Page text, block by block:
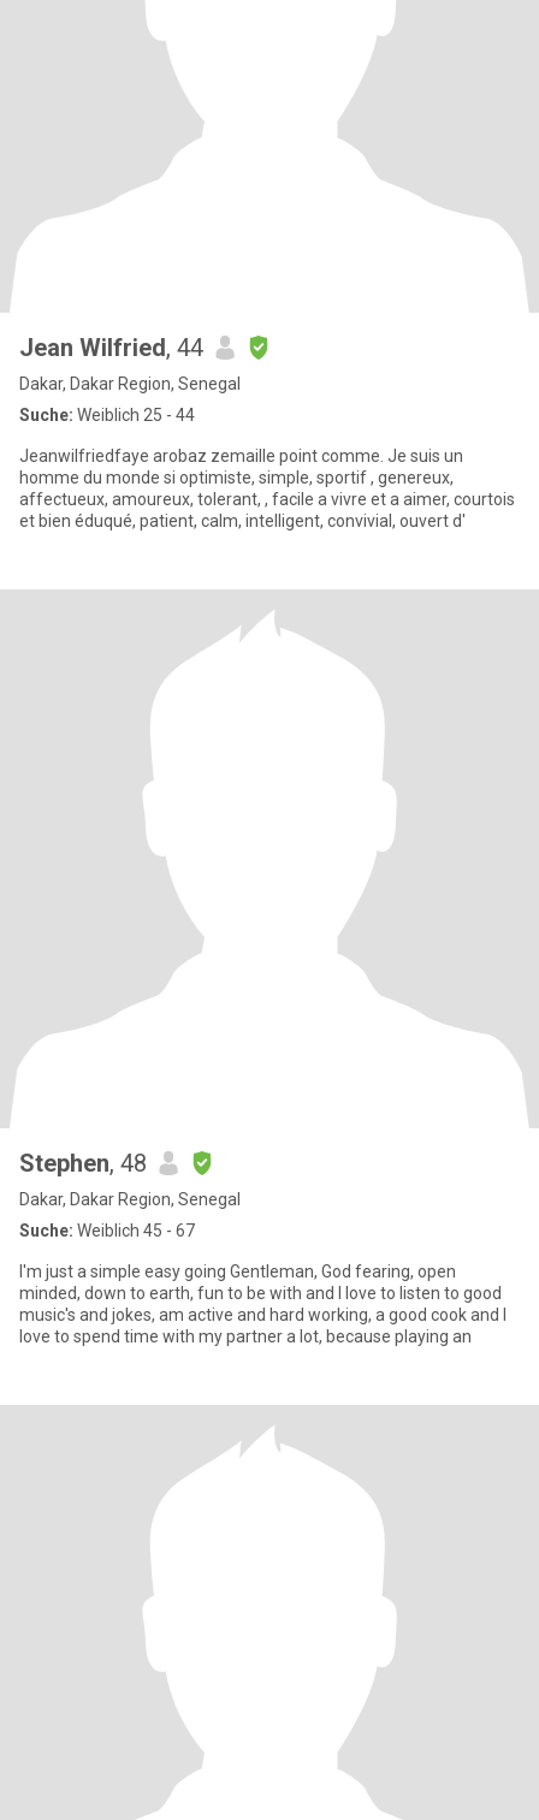
Jean Wilfried, 44
Dakar, Dakar Region, Senegal
Suche: Weiblich 25 - 44
Jeanwilfriedfaye arobaz zemaille point comme. Je suis un
homme du monde si optimiste, simple, sportif , genereux,
affectueux, amoureux, tolerant, , facile a vivre et a aimer, courtois
et bien éduqué, patient, calm, intelligent, convivial, ouvert d'
Stephen, 48
Dakar, Dakar Region, Senegal
Suche: Weiblich 45 - 67
I'm just a simple easy going Gentleman, God fearing, open
minded, down to earth, fun to be with and I love to listen to good
music's and jokes, am active and hard working, a good cook and I
love to spend time with my partner a lot, because playing an